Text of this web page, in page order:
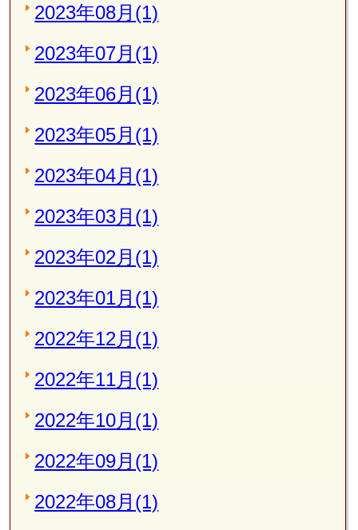
2023年08月(1)
2023年07月(1)
2023年06月(1)
2023年05月(1)
2023年04月(1)
2023年03月(1)
2023年02月(1)
2023年01月(1)
2022年12月(1)
2022年11月(1)
2022年10月(1)
2022年09月(1)
2022年08月(1)